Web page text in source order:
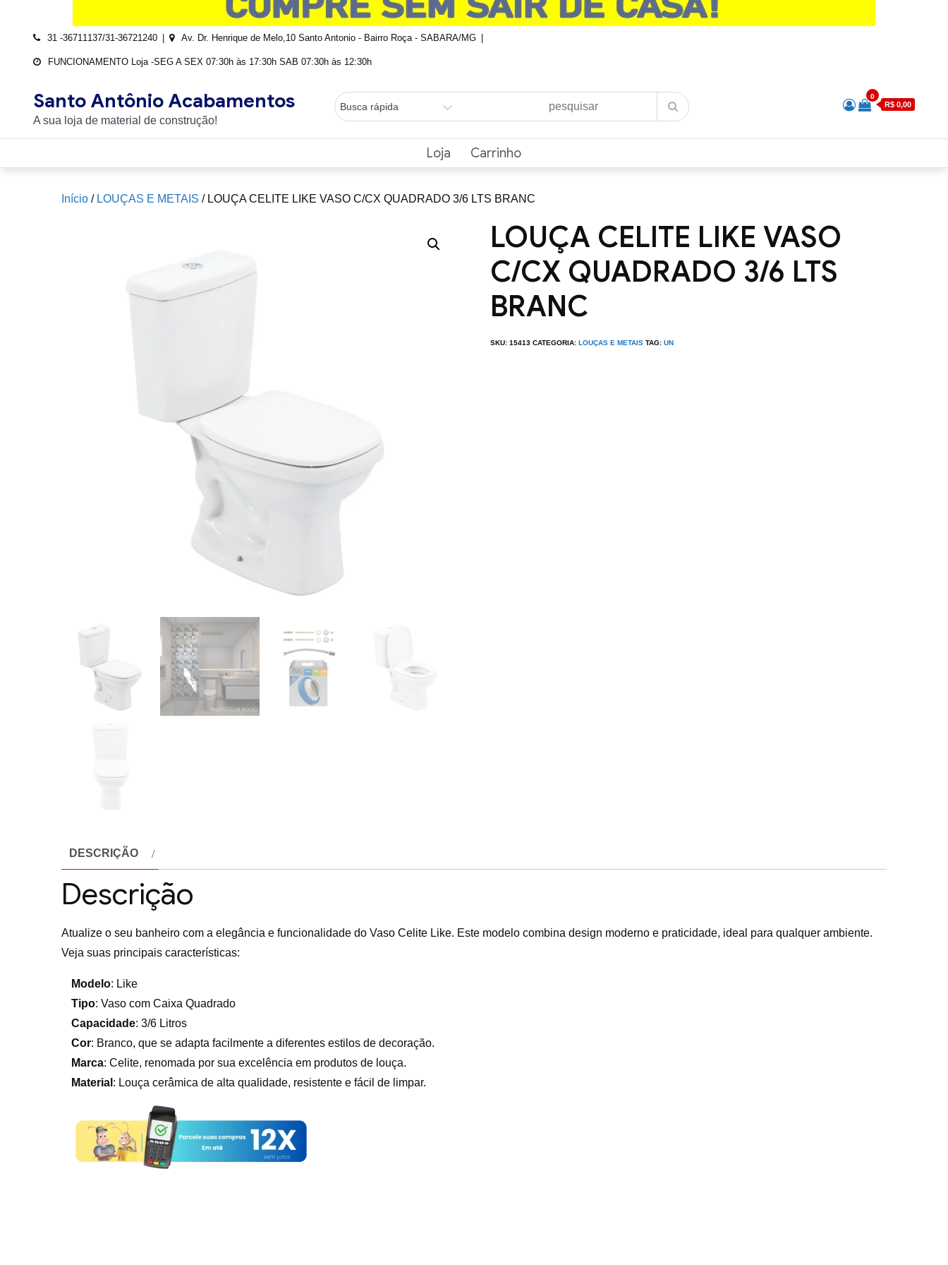
31 -36711137/31-36721240 Av. Dr. Henrique de Melo,10 Santo Antonio - Bairro Roça - SABARA/MG
FUNCIONAMENTO Loja -SEG A SEX 07:30h às 17:30h SAB 07:30h às 12:30h
Santo Antônio Acabamentos
A sua loja de material de construção!
0
R$ 0,00
Loja Carrinho
Início / LOUÇAS E METAIS / LOUÇA CELITE LIKE VASO C/CX QUADRADO 3/6 LTS BRANC
LOUÇA CELITE LIKE VASO
C/CX QUADRADO 3/6 LTS
BRANC
SKU:15413 CATEGORIA:LOUÇAS E METAIS TAG:UN
DESCRIÇÃO
Descrição
Atualize o seu banheiro com a elegância e funcionalidade do Vaso Celite Like. Este modelo combina design moderno e praticidade, ideal para qualquer ambiente.
Veja suas principais características:
Modelo: Like
Tipo: Vaso com Caixa Quadrado
Capacidade: 3/6 Litros
Cor: Branco, que se adapta facilmente a diferentes estilos de decoração.
Marca: Celite, renomada por sua excelência em produtos de louça.
Material : Louça cerâmica de alta qualidade, resistente e fácil de limpar.